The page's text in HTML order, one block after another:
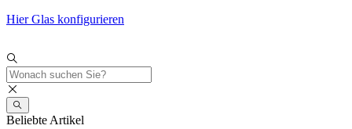
Hier Glas konfigurieren
Beliebte Artikel